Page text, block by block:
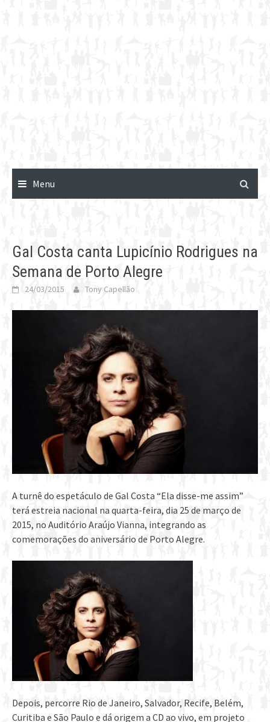
Menu
Gal Costa canta Lupicínio Rodrigues na
Semana de Porto Alegre
24/03/2015 Tony Capellão
A turnê do espetáculo de Gal Costa “Ela disse-me assim”
terá estreia nacional na quarta-feira, dia 25 de março de
2015, no Auditório Araújo Vianna, integrando as
comemorações do aniversário de Porto Alegre.
Depois, percorre Rio de Janeiro, Salvador, Recife, Belém,
Curitiba e São Paulo e dá origem a CD ao vivo, em projeto